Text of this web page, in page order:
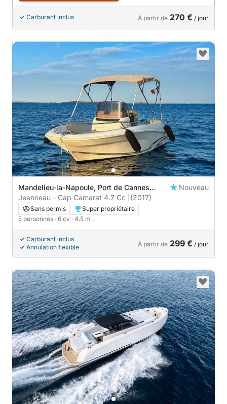
Carburant inclus À partir de 270 € / jour
Mandelieu-la-Napoule, Port de Cannes
Marina
Nouveau
Jeanneau - Cap Camarat 4.7 Cc | (2017)
Sans permis
Super propriétaire
5 personnes · 6 cv · 4.5 m
Carburant inclus
Annulation flexible
À partir de 299 € / jour